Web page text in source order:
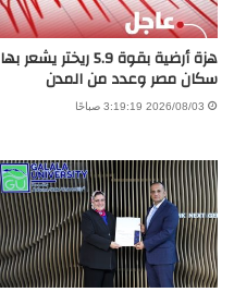
هزة أرضية بقوة 5.9 ريختر يشعر بها
سكان مصر وعدد من المدن
2026/08/03 3:19:19 صباحًا